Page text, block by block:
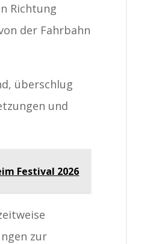
Richtung
der Fahrbahn
überschlug
und
Festival 2026
zur